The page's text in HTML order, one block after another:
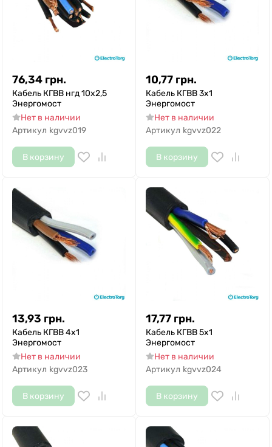
76,34 грн.
Кабель КГВВ нгд 10х2,5
Энергомост
Нет в наличии
Артикул kgvvz019
В корзину
10,77 грн.
Кабель КГВВ 3х1
Энергомост
Нет в наличии
Артикул kgvvz022
В корзину
13,93 грн.
Кабель КГВВ 4х1
Энергомост
Нет в наличии
Артикул kgvvz023
В корзину
17,77 грн.
Кабель КГВВ 5х1
Энергомост
Нет в наличии
Артикул kgvvz024
В корзину